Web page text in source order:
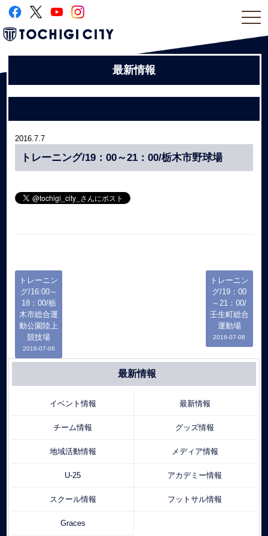
最新情報
2016.7.7
トレーニング/19：00～21：00/栃木市野球場
トレーニン
グ/16:00～
18：00/栃
木市総合運
動公園陸上
競技場
2016-07-06
トレーニン
グ/19：00
～21：00/
壬生町総合
運動場
2016-07-08
最新情報
イベント情報 最新情報
チーム情報 グッズ情報
地域活動情報 メディア情報
U-25 アカデミー情報
スクール情報 フットサル情報
Graces